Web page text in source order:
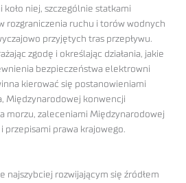
koło niej, szczególnie statkami
rozgraniczenia ruchu i torów wodnych
przyjętych tras przepływu.
zgodę i określając działania, jakie
bezpieczeństwa elektrowni
kierować się postanowieniami
Międzynarodowej konwencji
morzu, zaleceniami Międzynarodowej
przepisami prawa krajowego.
najszybciej rozwijającym się źródłem